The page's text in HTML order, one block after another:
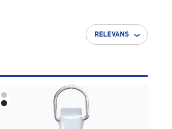
RELEVANS